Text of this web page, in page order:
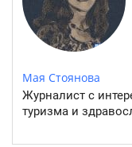
Мая Стоянова
Журналист с
туризма и